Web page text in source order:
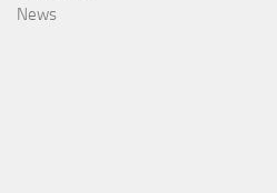
News